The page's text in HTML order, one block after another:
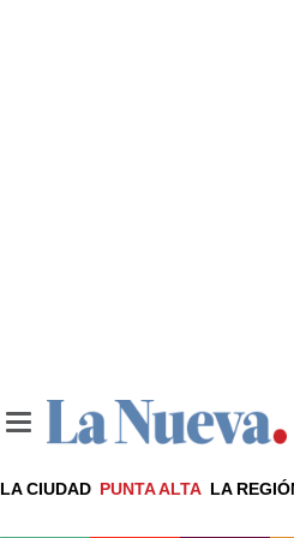
LA CIUDAD PUNTA ALTA LA